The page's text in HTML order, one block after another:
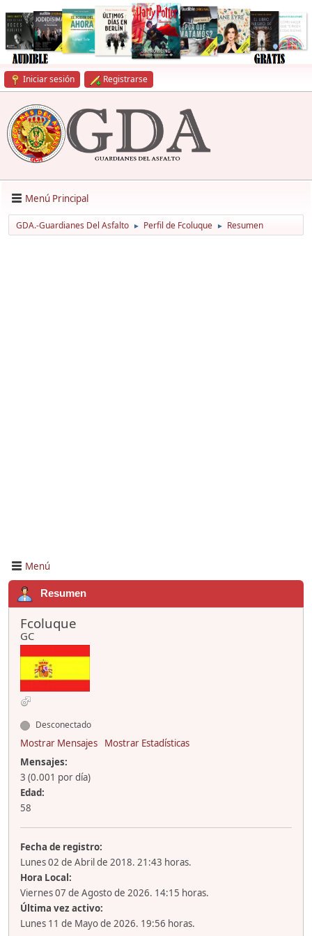
Iniciar sesión Registrarse
Menú Principal
GDA.-Guardianes Del Asfalto ► Perfil de Fcoluque ► Resumen
Menú
Resumen
Fcoluque
GC
Desconectado
Mostrar Mensajes
Mostrar Estadísticas
Mensajes:
3 (0.001 por día)
Edad:
58
Fecha de registro:
Lunes 02 de Abril de 2018. 21:43 horas.
Hora Local:
Viernes 07 de Agosto de 2026. 14:15 horas.
Última vez activo:
Lunes 11 de Mayo de 2026. 19:56 horas.